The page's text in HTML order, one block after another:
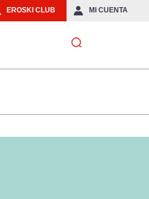
EROSKI CLUB MI CUENTA